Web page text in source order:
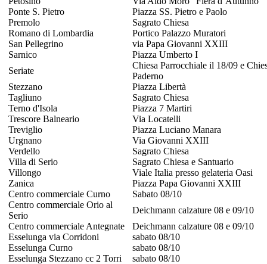
Ponte S. Pietro
Piazza SS. Pietro e Paolo
Premolo
Sagrato Chiesa
Romano di Lombardia
Portico Palazzo Muratori
San Pellegrino
via Papa Giovanni XXIII
Sarnico
Piazza Umberto I
Seriate
Chiesa Parrocchiale il 18/09 e
Paderno
Stezzano
Piazza Libertà
Tagliuno
Sagrato Chiesa
Terno d'Isola
Piazza 7 Martiri
Trescore Balneario
Via Locatelli
Treviglio
Piazza Luciano Manara
Urgnano
Via Giovanni XXIII
Verdello
Sagrato Chiesa
Villa di Serio
Sagrato Chiesa e Santuario
Villongo
Viale Italia presso gelateria Oasi
Zanica
Piazza Papa Giovanni XXIII
Centro commerciale Curno
Sabato 08/10
Centro commerciale Orio al
Serio
Deichmann calzature 08 e 09/10
Centro commerciale Antegnate
Deichmann calzature 08 e 09/10
Esselunga via Corridoni
sabato 08/10
Esselunga Curno
sabato 08/10
Esselunga Stezzano cc 2 Torri
sabato 08/10